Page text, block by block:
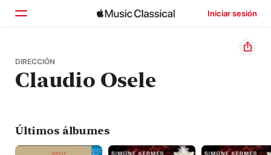
Iniciar sesión
Inicio
Explorar
DIRECCIÓN
Claudio Osele
Últimos álbumes